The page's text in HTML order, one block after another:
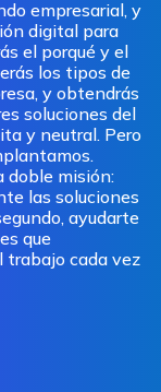
empresarial, y
digital para
el porqué y el
los tipos de
y obtendrás
soluciones del
y neutral. Pero
doble misión:
las soluciones
ayudarte
que
trabajo cada vez